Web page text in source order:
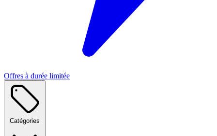
Offres à durée limitée
Catégories